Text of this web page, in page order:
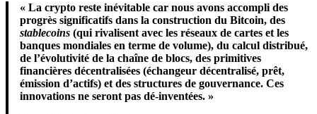
« La crypto reste inévitable car nous avons accompli des
progrès significatifs dans la construction du Bitcoin, des
stablecoins (qui rivalisent avec les réseaux de cartes et les
banques mondiales en terme de volume), du calcul distribué,
de l’évolutivité de la chaîne de blocs, des primitives
financières décentralisées (échangeur décentralisé, prêt,
émission d’actifs) et des structures de gouvernance. Ces
innovations ne seront pas dé-inventées. »